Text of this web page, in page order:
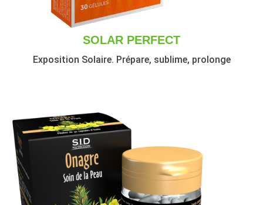
SOLAR PERFECT
Exposition Solaire. Prépare, sublime, prolonge